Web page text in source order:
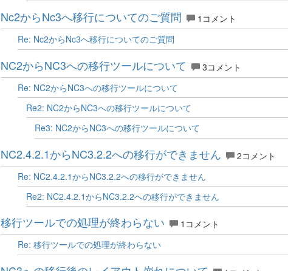
Nc2からNc3へ移行についてのご質問 1コメント
Re: Nc2からNc3へ移行についてのご質問
NC2からNC3への移行ツールについて 3コメント
Re: NC2からNC3への移行ツールについて
Re2: NC2からNC3への移行ツールについて
Re3: NC2からNC3への移行ツールについて
NC2.4.2.1からNC3.2.2への移行ができません 2コメント
Re: NC2.4.2.1からNC3.2.2への移行ができません
Re2: NC2.4.2.1からNC3.2.2への移行ができません
移行ツールでの処理が終わらない 1コメント
Re: 移行ツールでの処理が終わらない